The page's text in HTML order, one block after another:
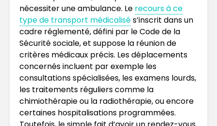
nécessiter une ambulance. Le recours à ce
type de transport médicalisés’inscrit dans un
cadre réglementé, défini par le Code de la
Sécurité sociale, et suppose la réunion de
critères médicaux précis. Les déplacements
concernés incluent par exemple les
consultations spécialisées, les examens lourds,
les traitements réguliers comme la
chimiothérapie ou la radiothérapie, ou encore
certaines hospitalisations programmées.